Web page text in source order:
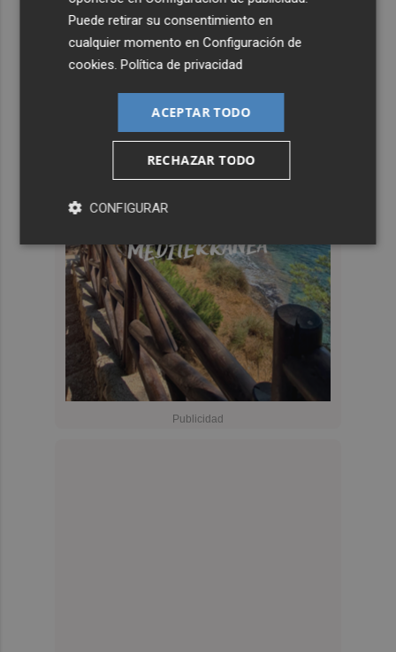
Puede retirar su consentimiento en
cualquier momento enConfiguración de
cookies .Política de privacidad
ACEPTAR TODO
RECHAZAR TODO
CONFIGURAR